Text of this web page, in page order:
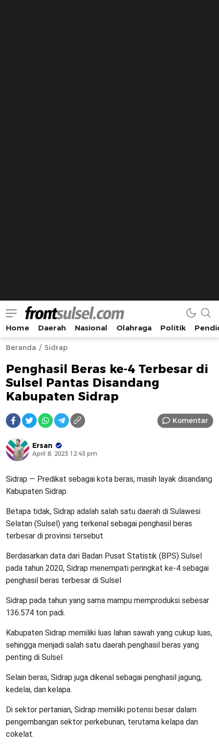
Frontsulsel.com
Terdepan Mengabarkan dari Sulawesi Selatan
Home Daerah Nasional Olahraga Politik
Beranda Sidrap
Penghasil Beras ke-4 Terbesar di
Sulsel Pantas Disandang
Kabupaten Sidrap
Komentar
Ersan
April 8, 2023 12:43 pm
Sidrap — Predikat sebagai kota beras, masih layak disandang
Kabupaten Sidrap
Betapa tidak, Sidrap adalah salah satu daerah di Sulawesi
Selatan (Sulsel) yang terkenal sebagai penghasil beras
terbesar di provinsi tersebut.
Berdasarkan data dari Badan Pusat Statistik (BPS) Sulsel
pada tahun 2020, Sidrap menempati peringkat ke-4 sebagai
penghasil beras terbesar di Sulsel
Sidrap pada tahun yang sama mampu memproduksi sebesar
136.574 ton padi.
Kabupaten Sidrap memiliki luas lahan sawah yang cukup luas,
sehingga menjadi salah satu daerah penghasil beras yang
penting di Sulsel
Selain beras, Sidrap juga dikenal sebagai penghasil jagung,
kedelai, dan kelapa.
Di sektor pertanian, Sidrap memiliki potensi besar dalam
pengembangan sektor perkebunan, terutama kelapa dan
cokelat.